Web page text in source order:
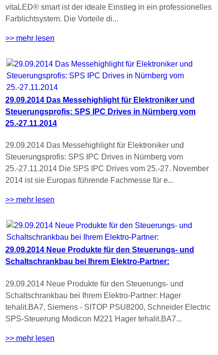
vitaLED® smart ist der ideale Einstieg in ein professionelles
Farblichtsystem. Die Vorteile di...
>> mehr lesen
29.09.2014 Das Messehighlight für Elektroniker und
Steuerungsprofis: SPS IPC Drives in Nürnberg vom
25.-27.11.2014
29.09.2014 Das Messehighlight für Elektroniker und
Steuerungsprofis: SPS IPC Drives in Nürnberg vom
25.-27.11.2014 Die SPS IPC Drives vom 25.-27. November
2014 ist sie Europas führende Fachmesse für e...
>> mehr lesen
29.09.2014 Neue Produkte für den Steuerungs- und
Schaltschrankbau bei Ihrem Elektro-Partner:
29.09.2014 Neue Produkte für den Steuerungs- und
Schaltschrankbau bei Ihrem Elektro-Partner: Hager
tehalit.BA7, Siemens - SITOP PSU8200, Schneider Electric
SPS-Steuerung Modicon M221 Hager tehalit.BA7...
>> mehr lesen